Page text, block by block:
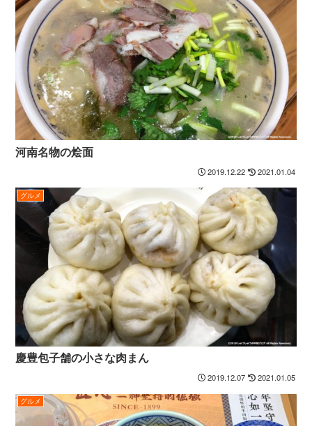
河南名物の烩面
2019.12.22 2021.01.04
グルメ
慶豊包子舗の小さな肉まん
2019.12.07 2021.01.05
グルメ